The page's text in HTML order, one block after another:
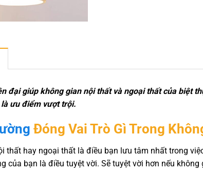
đại giúp không gian nội thất và ngoại thất của biệt
ưu điểm vượt trội.
Đóng Vai Trò Gì Trong
thất hay ngoại thất là điều bạn lưu tâm nhất trong
của bạn là điều tuyệt vời. Sẽ tuyệt vời hơn nếu